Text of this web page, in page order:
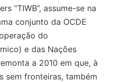
“TIWB”, assume-se na
conjunto da OCDE
do
e das Nações
a 2010 em que, à
sem fronteiras, também